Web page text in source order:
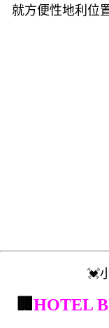
就方便性地利位
💓
🏢 HOTEL